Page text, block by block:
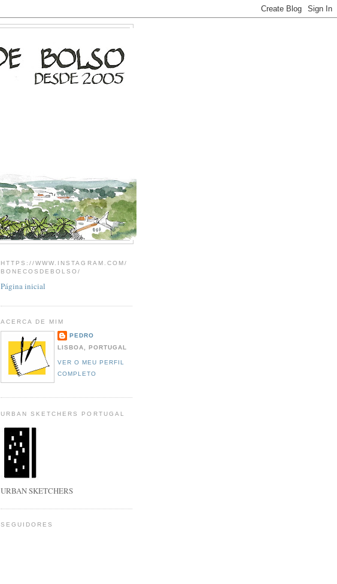
HTTPS://WWW.INSTAGRAM.COM/
BONECOSDEBOLSO/
Página inicial
ACERCA DE MIM
PEDRO
LISBOA, PORTUGAL
VER O MEU PERFIL
COMPLETO
URBAN SKETCHERS PORTUGAL
URBAN SKETCHERS
SEGUIDORES